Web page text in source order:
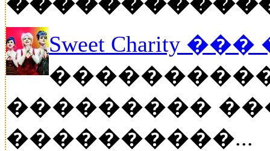
Sweet Charity
���������
����������...